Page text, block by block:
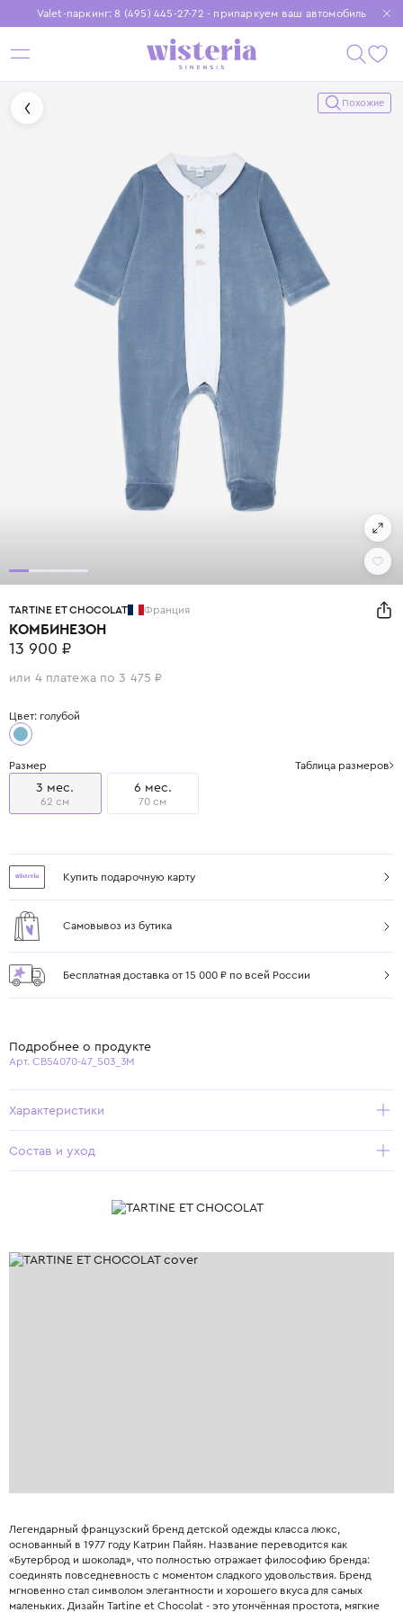
Valet-паркинг: 8 (495) 445-27-72 - припаркуем ваш автомобиль
Бесплатная доставка при заказе от 15 000 ₽
Установите приложение, чтобы покупки были еще удобнее
Похожие
TARTINE ET CHOCOLAT Франция
КОМБИНЕЗОН
13 900 ₽
или 4 платежа по 3 475 ₽
Цвет: голубой
Размер Таблица размеров
3 мес.
62 см
6 мес.
70 см
Купить подарочную карту
Самовывоз из бутика
Бесплатная доставка от 15 000 ₽ по всей России
Подробнее о продукте
Арт. CB54070-47_503_3M
Характеристики
Состав и уход
Легендарный французский бренд детской одежды класса люкс,
основанный в 1977 году Катрин Пайян. Название переводится как
«Бутерброд и шоколад», что полностью отражает философию бренда:
соединять повседневность с моментом сладкого удовольствия. Бренд
мгновенно стал символом элегантности и хорошего вкуса для самых
маленьких. Дизайн Tartine et Chocolat - это утончённая простота, мягкие